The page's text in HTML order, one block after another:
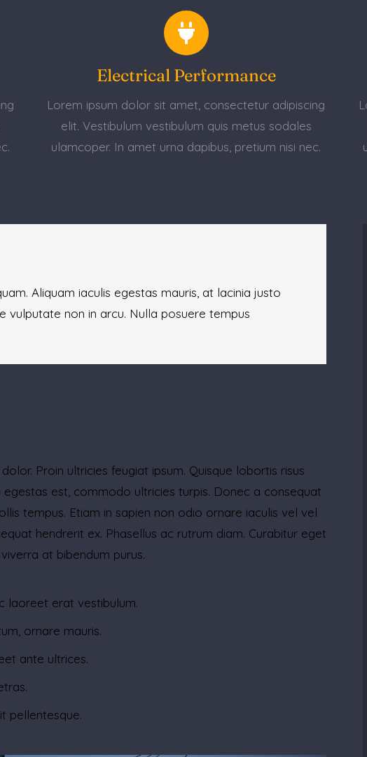
Electrical Performance
Lorem ipsum dolor sit amet, consectetur adipiscing
elit. Vestibulum vestibulum quis metus sodales
ulamcoper. In amet urna dapibus, pretium nisi nec.
Aliquam iaculis egestas mauris, at lacinia justo
vulputate non in arcu. Nulla posuere tempus
Proin ultricies feugiat ipsum. Quisque lobortis risus
est, commodo ultricies turpis. Donec a consequat
tempus. Etiam in sapien non odio ornare iaculis vel vel
hendrerit ex. Phasellus ac rutrum diam. Curabitur eget
at bibendum purus.
laoreet erat vestibulum.
ornare mauris.
ante ultrices.
pellentesque.